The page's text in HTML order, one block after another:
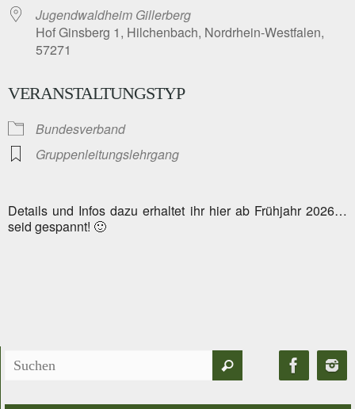
Jugendwaldheim Gillerberg
Hof Ginsberg 1, Hilchenbach, Nordrhein-Westfalen,
57271
VERANSTALTUNGSTYP
Bundesverband
Gruppenleitungslehrgang
Details und Infos dazu erhaltet ihr hier ab Frühjahr 2026…
seid gespannt! 🙂
Suchen